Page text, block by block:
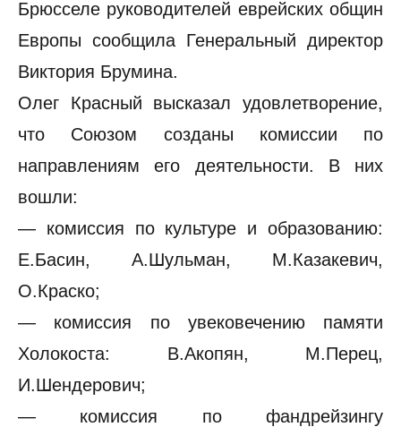
Брюсселе руководителей еврейских общин
Европы сообщила Генеральный директор
Виктория Брумина.
Олег Красный высказал удовлетворение,
что Союзом созданы комиссии по
направлениям его деятельности. В них
вошли:
— комиссия по культуре и образованию:
Е.Басин, А.Шульман, М.Казакевич,
О.Краско;
— комиссия по увековечению памяти
Холокоста: В.Акопян, М.Перец,
И.Шендерович;
— комиссия по фандрейзингу